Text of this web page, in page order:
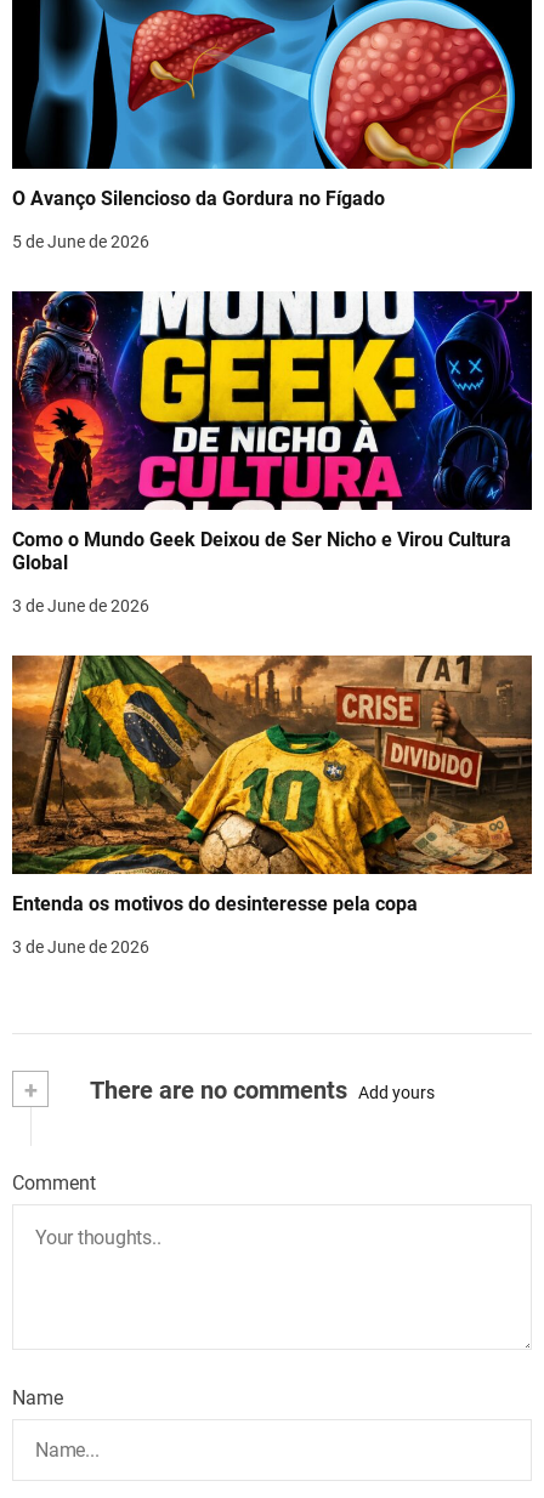
O Avanço Silencioso da Gordura no Fígado
5 de June de 2026
Como o Mundo Geek Deixou de Ser Nicho e Virou Cultura
Global
3 de June de 2026
Entenda os motivos do desinteresse pela copa
3 de June de 2026
+ There are no comments Add yours
Comment
Name